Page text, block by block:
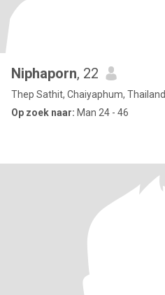
Niphaporn, 22
Thep Sathit, Chaiyaphum, Thailand
Op zoek naar: Man 24 - 46